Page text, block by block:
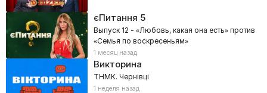
єПитання 5
Выпуск 12 - «Любовь, какая она есть» против
«Семья по воскресеньям»
1 месяц назад
Викторина
ТНМК. Чернівці
1 неделя назад